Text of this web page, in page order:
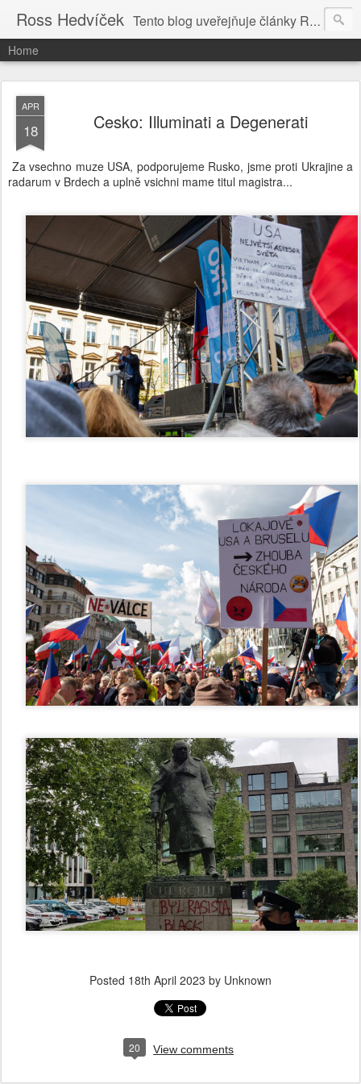
Ross Hedvíček Tento blog uveřejňuje články Ross Hedvíčka v češtině (pokud budu mit naladu) - s editacni pomoci Ludvika Dedika.
Home
APR
18 Cesko: Illuminati a Degenerati
Za vsechno muze USA, podporujeme Rusko, jsme proti Ukrajine a
radarum v Brdech a uplně vsichni mame titul magistra...
Posted 18th April 2023 by Unknown
20 View comments